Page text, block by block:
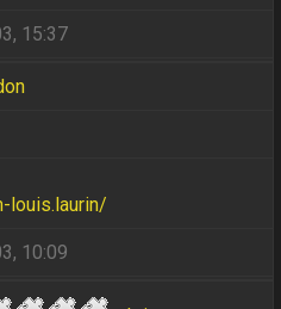
15:37
louis.laurin/
10:09